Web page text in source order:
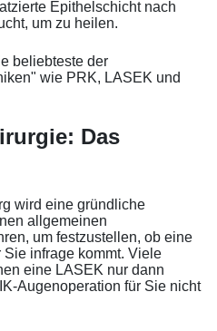
Epithelschicht nach
um zu heilen.
beliebteste der
wie PRK, LASEK und
Das
wird eine gründliche
allgemeinen
um festzustellen, ob eine
infrage kommt. Viele
eine LASEK nur dann
Augenoperation für Sie nicht